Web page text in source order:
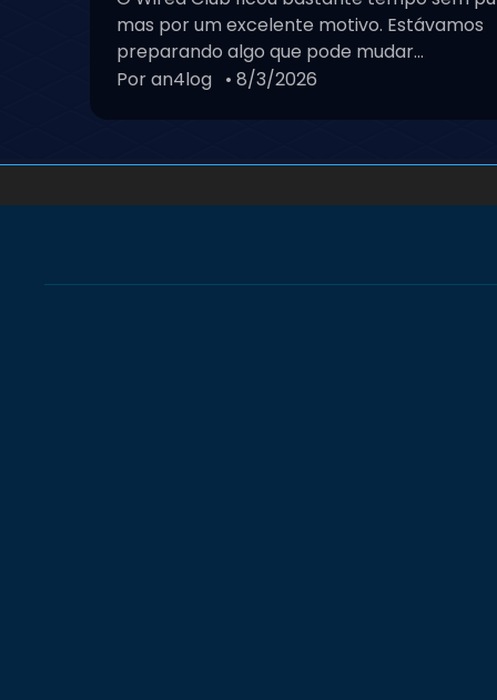
mas por um excelente motivo. Estávamos
preparando algo que pode mudar...
Por an4log • 8/3/2026